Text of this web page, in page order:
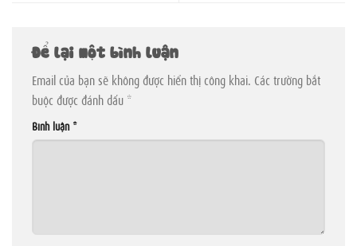
Để lại một bình luận
Email của bạn sẽ không được hiển thị công khai. Các trường bắt
buộc được đánh dấu *
Bình luận *